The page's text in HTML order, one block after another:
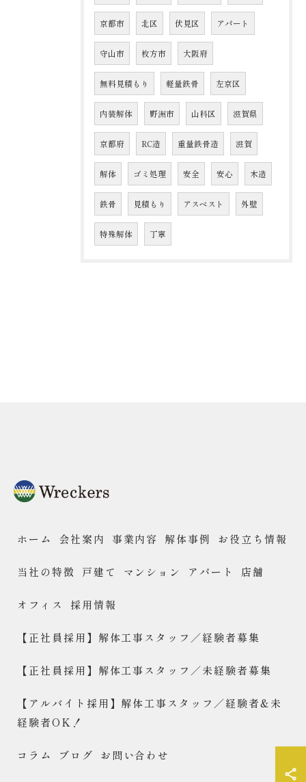
京都市 北区 伏見区 アパート
守山市 枚方市 大阪府
無料見積もり 軽量鉄骨 左京区
内装解体 野洲市 山科区 滋賀県
京都府 RC造 重量鉄骨造 滋賀
解体 ゴミ処理 安全 安心 木造
鉄骨 見積もり アスベスト 外壁
特殊解体 丁寧
ホーム 会社案内 事業内容 解体事例 お役立ち情報
当社の特徴 戸建て マンション アパート 店舗
オフィス 採用情報
【正社員採用】解体工事スタッフ／経験者募集
【正社員採用】解体工事スタッフ／未経験者募集
【アルバイト採用】解体工事スタッフ／経験者&未
経験者OK！
コラム ブログ お問い合わせ